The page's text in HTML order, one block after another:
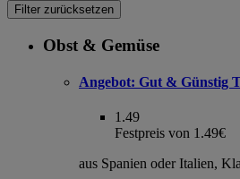
Filter zurücksetzen
Obst & Gemüse
Angebot: Gut & Günstig
1.49
Festpreis von 1.49€
aus Spanien oder Italien,